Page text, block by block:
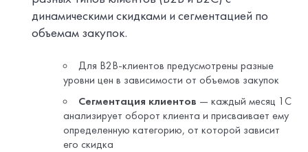
Разовые скидки— применяются к отдельным
покупок
Разные условия для оптовых и конечных
клиентов— в зависимости от типа контрагента
специальные условия
B2C — система бонусных баллов—за
каждую покупку клиент получает баллы, которые